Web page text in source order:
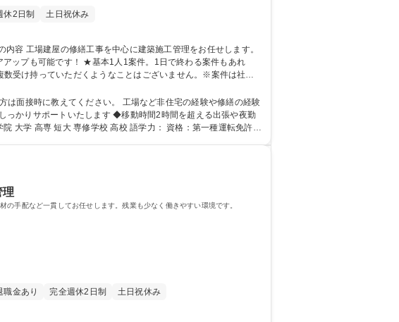
休2日制 土日祝休み
。1日で終わる案件もあれ
受け持っていただくようなことはございません。※案件は社員
集職種 【施工管理経験者/建築施工
っかりサポートいたします ◆移動時間2時間を超える出張や夜勤
理
工程表の作成/業者・職人・資材の手配など一貫してお任せします。残業も少なく働きやすい環境です。
職金あり 完全週休2日制 土日祝休み